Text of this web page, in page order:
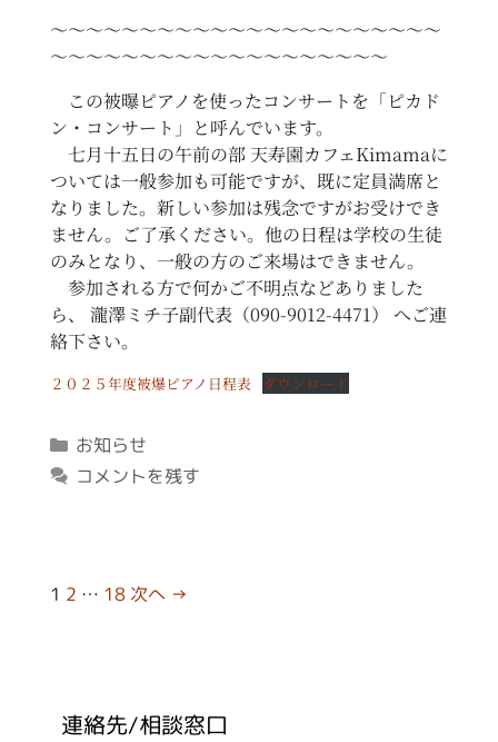
〜〜〜〜〜〜〜〜〜〜〜〜〜〜〜〜〜〜〜〜〜〜
〜〜〜〜〜〜〜〜〜〜〜〜〜〜〜〜〜〜〜
この被曝ピアノを使ったコンサートを「ピカド
ン・コンサート」と呼んでいます。
七月十五日の午前の部 天寿園カフェKimamaに
ついては一般参加も可能ですが、既に定員満席と
なりました。新しい参加は残念ですがお受けでき
ません。ご了承ください。他の日程は学校の生徒
のみとなり、一般の方のご来場はできません。
参加される方で何かご不明点などありました
ら、 瀧澤ミチ子副代表（090-9012-4471） へご連
絡下さい。
２０２５年度被爆ピアノ日程表 ダウンロード
カ
テ
お知らせ
コメントを残す
投
ー
1 2 … 18 次へ →
連絡先/相談窓口